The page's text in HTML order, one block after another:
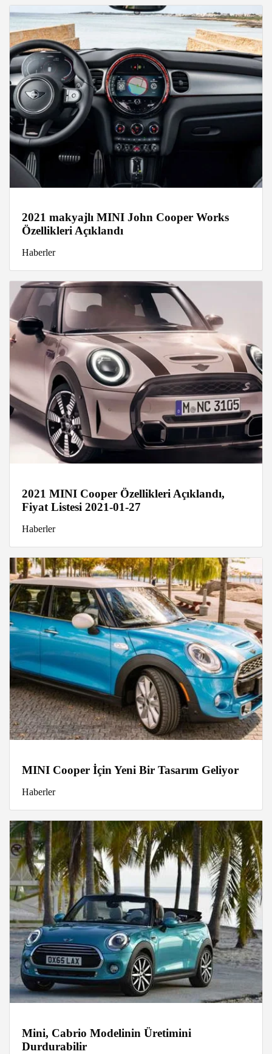
2021 makyajlı MINI John Cooper Works
Özellikleri Açıklandı
Haberler
2021 MINI Cooper Özellikleri Açıklandı,
Fiyat Listesi 2021-01-27
Haberler
MINI Cooper İçin Yeni Bir Tasarım Geliyor
Haberler
Mini, Cabrio Modelinin Üretimini
Durdurabilir